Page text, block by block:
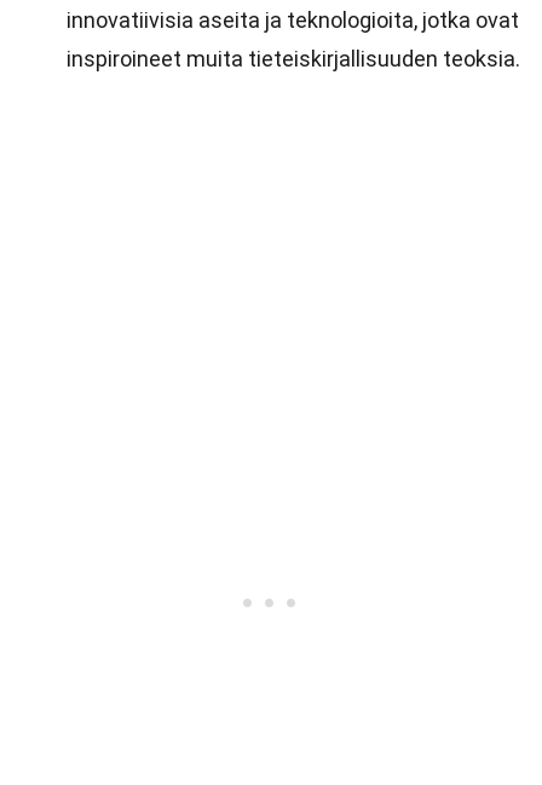
innovatiivisia aseita ja teknologioita, jotka ovat
inspiroineet muita tieteiskirjallisuuden teoksia.